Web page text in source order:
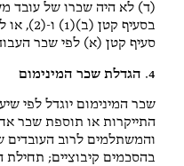
(ד) לא היה שכרו של עובד
בסעיף
סעיף קטן (א) לפי שכר
4. הגדלת שכר המינימום
שכר המינימום יוגדל לפי
התייקרות או תוספת שכר
והמשתלמים לרוב העובדים
בהסכמים קיבוציים;